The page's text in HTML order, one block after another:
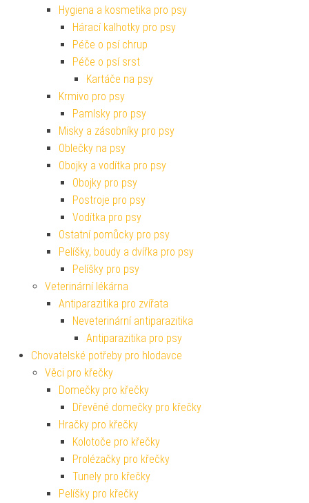
Hygiena a kosmetika pro psy
Hárací kalhotky pro psy
Péče o psí chrup
Péče o psí srst
Kartáče na psy
Krmivo pro psy
Pamlsky pro psy
Misky a zásobníky pro psy
Oblečky na psy
Obojky a vodítka pro psy
Obojky pro psy
Postroje pro psy
Vodítka pro psy
Ostatní pomůcky pro psy
Pelíšky, boudy a dvířka pro psy
Pelíšky pro psy
Veterinární lékárna
Antiparazitika pro zvířata
Neveterinární antiparazitika
Antiparazitika pro psy
Chovatelské potřeby pro hlodavce
Věci pro křečky
Domečky pro křečky
Dřevěné domečky pro křečky
Hračky pro křečky
Kolotoče pro křečky
Prolézačky pro křečky
Tunely pro křečky
Pelíšky pro křečky